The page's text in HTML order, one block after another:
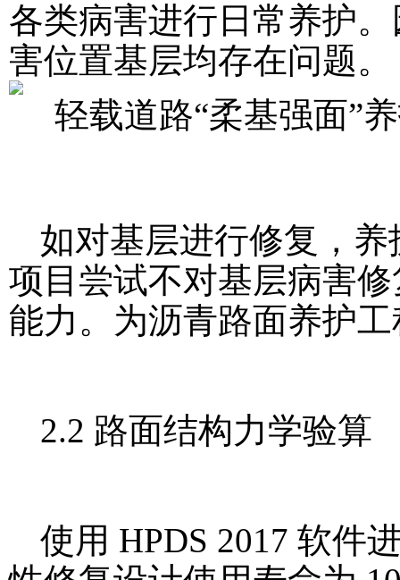
各类病害进行日常养护
害位置基层均存在问题。
如对基层进行修复，
项目尝试不对基层病害
能力。为沥青路面养护
2.2 路面结构力学验算
使用 HPDS 2017 软件